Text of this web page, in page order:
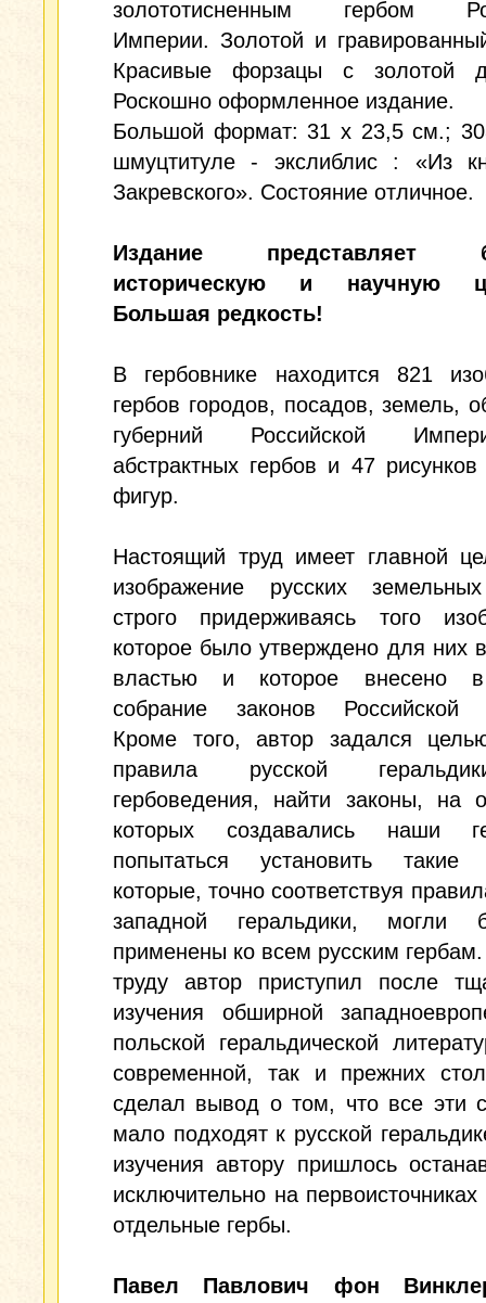
золототисненным гербом
Империи. Золотой и
Красивые форзацы с золотой
Роскошно оформленное издание.
Большой формат: 31 х 23,5 см.;
шмуцтитуле - экслиблис : «Из
Закревского». Состояние отличное.
Издание представляет
историческую и научную
Большая редкость!
В гербовнике находится 821
гербов городов, посадов, земель,
губерний Российской
абстрактных гербов и 47 рисунков
фигур.
Настоящий труд имеет главной
изображение русских
строго придерживаясь того
которое было утверждено для них
властью и которое внесено
собрание законов Российской
Кроме того, автор задался
правила русской
гербоведения, найти законы, на
которых создавались наши
попытаться установить такие
которые, точно соответствуя
западной геральдики, могли
применены ко всем русским
труду автор приступил после
изучения обширной
польской геральдической
современной, так и прежних
сделал вывод о том, что все эти
мало подходят к русской
изучения автору пришлось
исключительно на первоисточниках
отдельные гербы.
Павел Павлович фон